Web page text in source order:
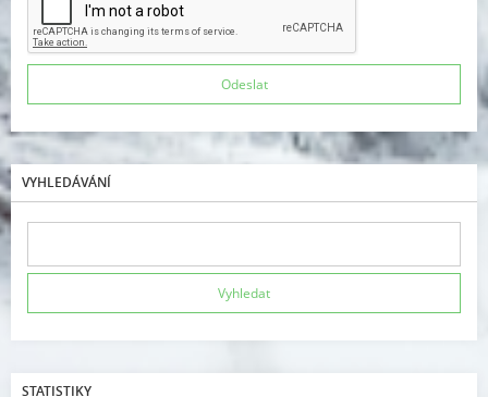
VYHLEDÁVÁNÍ
STATISTIKY